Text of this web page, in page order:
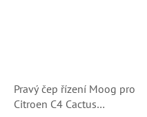
Pravý čep řízení Moog pro
Citroen C4 Cactus